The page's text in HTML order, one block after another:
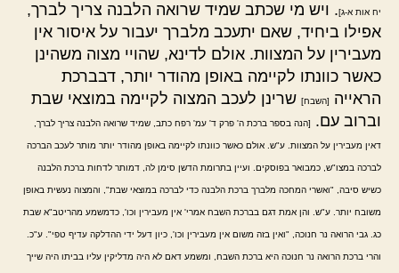
יח אות א-ג]. ויש מי שכתב שמיד שרואה הלבנה צריך לברך,
אפילו ביחיד, שאם יתעכב מלברך יעבור על איסור אין
מעבירין על המצוות. אולם לדינא, שהויי מצוה משהינן
כאשר כוונתו לקיימה באופן מהודר יותר, דבברכת
הראייה
[השבח] שרינן לעכב המצוה לקיימה במוצאי שבת
וברוב עם.
[הנה בספר ברכת ה' פרק ד' עמ' רפח כתב, שמיד שרואה הלבנה צריך לברך,
דאין מעבירין על המצוות. ע"ש. אולם כאשר כוונתו לקיימה באופן מהודר יותר מותר לעכב הברכה
לברכה במצו"ש, כמבואר בפוסקים. ועיין בתרומת הדשן סימן לה, דמותר לדחות ברכת הלבנה
כשיש סיבה, "ואשרי המחכה מלברך ברכת הלבנה כדי לברכה במוצאי שבת", והמצוה נעשית באופן
משובח יותר. ע"ש. והן אמת דגם בברכת השבח אמרי' אין מעבירין וכו', כדמשמע מהריטב"א שבת
כג. גבי הרואה נר חנוכה, "ואין בזה משום אין מעבירין וכו', כיון דעל ידי ההדלקה עדיף טפי". ע"כ.
והרי ברכת הרואה נר חנוכה היא ברכת השבח, ומשמע דאם לא היה מדליקין עליו בביתו היה שייך